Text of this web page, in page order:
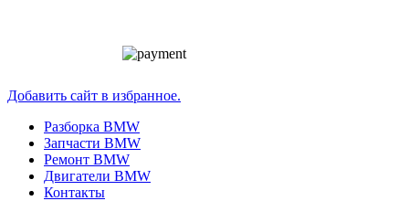
Добавить сайт в избранное.
Разборка BMW
Запчасти BMW
Ремонт BMW
Двигатели BMW
Контакты